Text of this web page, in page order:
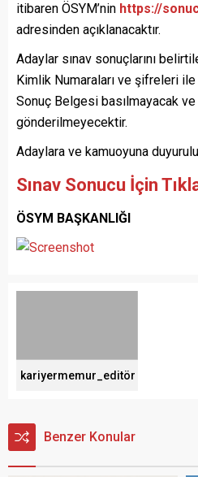
itibaren ÖSYM’nin https://
adresinden açıklanacaktır.
Adaylar sınav sonuçlarını
Kimlik Numaraları ve şifreleri
Sonuç Belgesi basılmayacak
gönderilmeyecektir.
Adaylara ve kamuoyuna
Sınav Sonucu İçin
ÖSYM BAŞKANLIĞI
kariyermemur_editör
Benzer Konular